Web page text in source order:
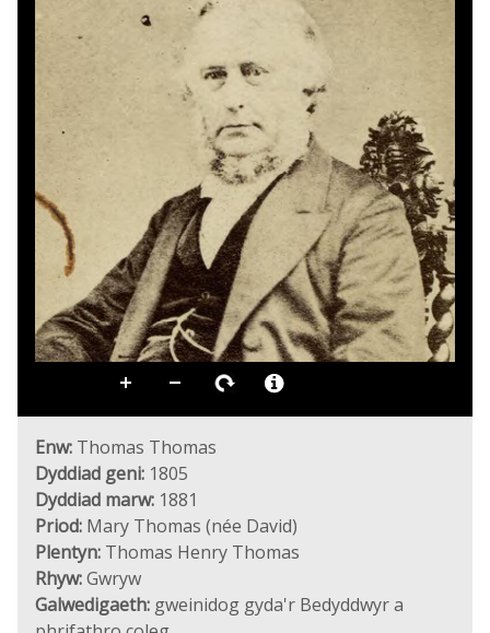
Enw: Thomas Thomas
Dyddiad geni: 1805
Dyddiad marw: 1881
Priod: Mary Thomas (née David)
Plentyn: Thomas Henry Thomas
Rhyw:Gwryw
Galwedigaeth: gweinidog gyda'r Bedyddwyr a